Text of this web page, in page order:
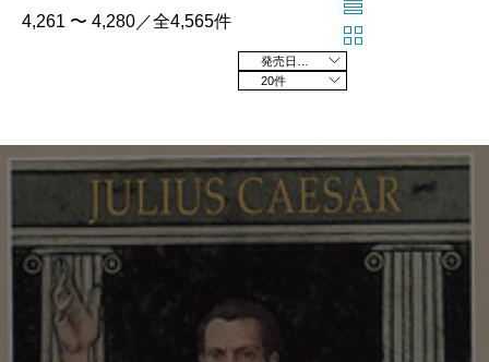
4,261 〜 4,280／全4,565件
20件